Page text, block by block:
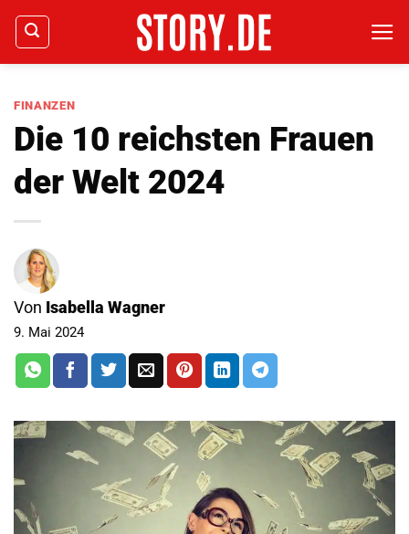
Zum
Inhalt
springen
FINANZEN
Die 10 reichsten Frauen
der Welt 2024
Von Isabella Wagner
9. Mai 2024